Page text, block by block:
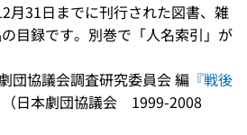
月31日までに刊行された図書、雑
目録です。別巻で「人名索引」が
団協議会調査研究委員会 編 『戦後
（日本劇団協議会 1999-2008